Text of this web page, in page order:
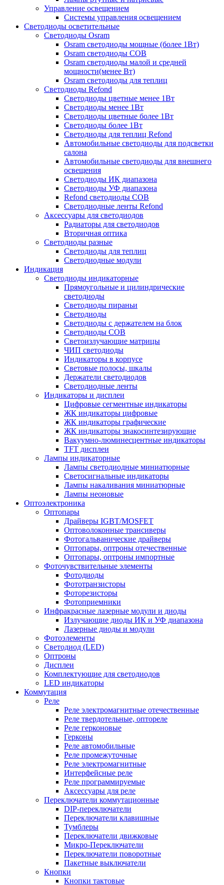
Управление освещением
Системы управления освещением
Светодиоды осветительные
Светодиоды Osram
Osram светодиоды мощные (более 1Вт)
Osram светодиоды COB
Osram светодиоды малой и средней
мощности(менее Вт)
Osram светодиоды для теплиц
Светодиоды Refond
Светодиоды цветные менее 1Вт
Светодиоды менее 1Вт
Светодиоды цветные более 1Вт
Светодиоды более 1Вт
Светодиоды для теплиц Refond
Автомобильные светодиоды для подсветки
салона
Автомобильные светодиоды для внешнего
освещения
Светодиоды ИК диапазона
Светодиоды УФ диапазона
Refond светодиоды COB
Светодиодные ленты Refond
Аксессуары для светодиодов
Радиаторы для светодиодов
Вторичная оптика
Светодиоды разные
Светодиоды для теплиц
Светодиодные модули
Индикация
Светодиоды индикаторные
Прямоугольные и цилиндрические
светодиоды
Светодиоды пираньи
Светодиоды
Светодиоды с держателем на блок
Светодиоды COB
Светоизлучающие матрицы
ЧИП светодиоды
Индикаторы в корпусе
Световые полосы, шкалы
Держатели светодиодов
Светодиодные ленты
Индикаторы и дисплеи
Цифровые сегментные индикаторы
ЖК индикаторы цифровые
ЖК индикаторы графические
ЖК индикаторы знакосинтезирующие
Вакуумно-люминесцентные индикаторы
TFT дисплеи
Лампы индикаторные
Лампы светодиодные миниатюрные
Светосигнальные индикаторы
Лампы накаливания миниатюрные
Лампы неоновые
Оптоэлектроника
Оптопары
Драйверы IGBT/MOSFET
Оптоволоконные трансиверы
Фотогальванические драйверы
Оптопары, оптроны отечественные
Оптопары, оптроны импортные
Фоточувствительные элементы
Фотодиоды
Фототранзисторы
Фоторезисторы
Фотоприемники
Инфракрасные лазерные модули и диоды
Излучающие диоды ИК и УФ диапазона
Лазерные диоды и модули
Фотоэлементы
Светодиод (LED)
Оптроны
Дисплеи
Комплектующие для светодиодов
LED индикаторы
Коммутация
Реле
Реле электромагнитные отечественные
Реле твердотельные, оптореле
Реле герконовые
Герконы
Реле автомобильные
Реле промежуточные
Реле электромагнитные
Интерфейсные реле
Реле программируемые
Аксессуары для реле
Переключатели коммутационные
DIP-переключатели
Переключатели клавишные
Тумблеры
Переключатели движковые
Микро-Переключатели
Переключатели поворотные
Пакетные выключатели
Кнопки
Кнопки тактовые